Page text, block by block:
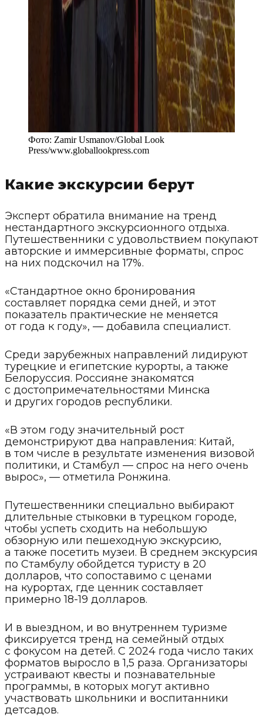
Фото: Zamir Usmanov/Global Look
Press/www.globallookpress.com
Какие экскурсии берут
Эксперт обратила внимание на тренд
нестандартного экскурсионного отдыха.
Путешественники с удовольствием покупают
авторские и иммерсивные форматы, спрос
на них подскочил на 17%.
«Стандартное окно бронирования
составляет порядка семи дней, и этот
показатель практические не меняется
от года к году», — добавила специалист.
Среди зарубежных направлений лидируют
турецкие и египетские курорты, а также
Белоруссия. Россияне знакомятся
с достопримечательностями Минска
и других городов республики.
«В этом году значительный рост
демонстрируют два направления: Китай,
в том числе в результате изменения визовой
политики, и Стамбул — спрос на него очень
вырос», — отметила Ронжина.
Путешественники специально выбирают
длительные стыковки в турецком городе,
чтобы успеть сходить на небольшую
обзорную или пешеходную экскурсию,
а также посетить музеи. В среднем экскурсия
по Стамбулу обойдется туристу в 20
долларов, что сопоставимо с ценами
на курортах, где ценник составляет
примерно 18-19 долларов.
И в выездном, и во внутреннем туризме
фиксируется тренд на семейный отдых
с фокусом на детей. С 2024 года число таких
форматов выросло в 1,5 раза. Организаторы
устраивают квесты и познавательные
программы, в которых могут активно
участвовать школьники и воспитанники
детсадов.